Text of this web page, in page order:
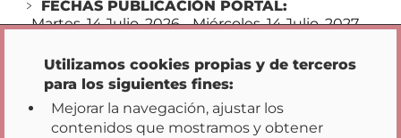
FECHAS PUBLICACIÓN PORTAL:
Fechas
portal
Martes, 14 Julio, 2026-Miércoles, 14 Julio, 2027
Opciones de privacidad
Utilizamos cookies propias y de terceros
para los siguientes fines:
Mejorar la navegación, ajustar los
contenidos que mostramos y obtener